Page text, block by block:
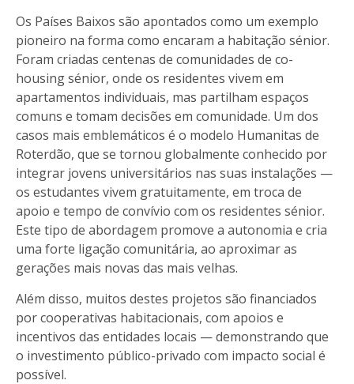
Os Países Baixos são apontados como um exemplo
pioneiro na forma como encaram a habitação sénior.
Foram criadas centenas de comunidades de co-
housing sénior, onde os residentes vivem em
apartamentos individuais, mas partilham espaços
comuns e tomam decisões em comunidade. Um dos
casos mais emblemáticos é o modelo Humanitas de
Roterdão, que se tornou globalmente conhecido por
integrar jovens universitários nas suas instalações —
os estudantes vivem gratuitamente, em troca de
apoio e tempo de convívio com os residentes sénior.
Este tipo de abordagem promove a autonomia e cria
uma forte ligação comunitária, ao aproximar as
gerações mais novas das mais velhas.
Além disso, muitos destes projetos são financiados
por cooperativas habitacionais, com apoios e
incentivos das entidades locais — demonstrando que
o investimento público-privado com impacto social é
possível.